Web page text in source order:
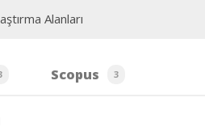
Alanları
Scopus 3